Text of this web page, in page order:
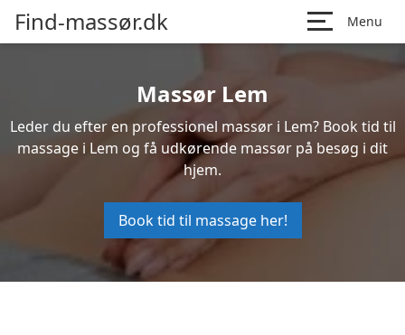
Find-massør.dk Menu
Massør Lem
Leder du efter en professionel massør i Lem? Book tid til
massage i Lem og få udkørende massør på besøg i dit
hjem.
Book tid til massage her!